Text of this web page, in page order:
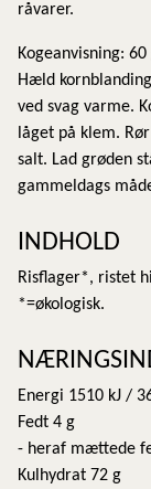
råvarer.
Kogeanvisning:
Hæld
ved svag varme.
låget på klem.
salt. Lad grøden
gammeldags
INDHOLD
Risflager*, ristet
*=økologisk.
Energi 1510 kJ /
Fedt 4 g
- heraf mættede
Kulhydrat 72 g